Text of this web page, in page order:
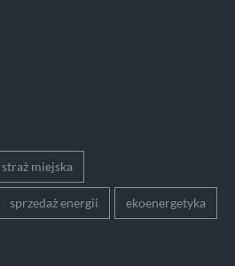
straż miejska
sprzedaż energii ekoenergetyka